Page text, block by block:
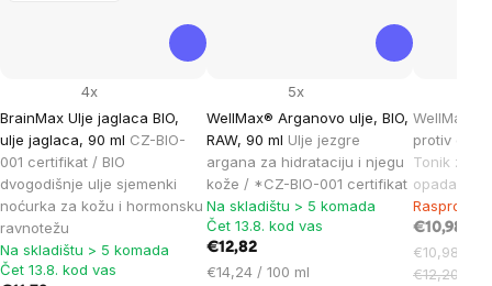
BrainMax Ulje jaglaca BIO,
ulje jaglaca, 90 ml CZ-BIO-
001 certifikat / BIO
dvogodišnje ulje sjemenki
noćurka za kožu i hormonsku
ravnotežu
4x
Na skladištu > 5 komada
Čet 13.8. kod vas
WellMax® Arganovo ulje, BIO,
RAW, 90 ml Ulje jezgre
argana za hidrataciju i njegu
kože / *CZ-BIO-001 certifikat
5x
Na skladištu > 5 komada
Čet 13.8. kod vas
€12,82
Cijena
€14,24 / 100 ml
WellMax®
protiv
Tonik za
opadanja
€10,98
Cijena
mjere:
€10,98 /
€12,20